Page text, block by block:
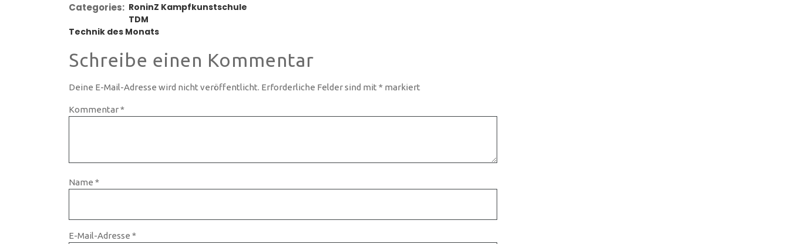
Categories: RoninZ Kampfkunstschule
TDM
Technik des Monats
Schreibe einen Kommentar
Deine E-Mail-Adresse wird nicht veröffentlicht. Erforderliche Felder sind mit * markiert
Kommentar*
Name *
E-Mail-Adresse *